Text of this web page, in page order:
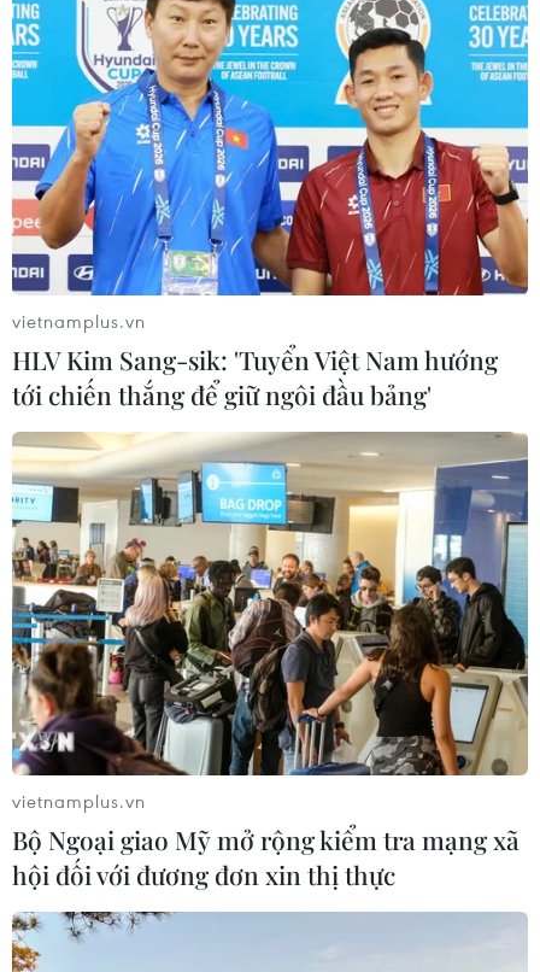
TIN CÙNG CHUYÊN MỤC
Nghệ nhân Đặng Văn Hậu
thổi sức sống mới cho nghệ thuật tò
he truyền thống
07/08/2026 03:19
vietnamplus.vn
HLV Kim Sang-sik: 'Tuyển Việt Nam hướng
tới chiến thắng để giữ ngôi đầu bảng'
vietnamplus.vn
Bộ Ngoại giao Mỹ mở rộng kiểm tra mạng xã
hội đối với đương đơn xin thị thực